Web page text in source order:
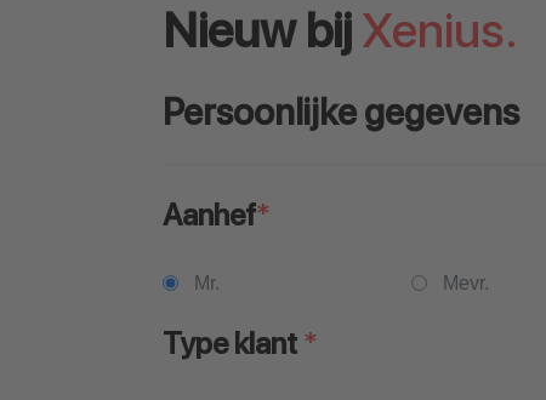
Nieuw bijXenius.
Persoonlijke gegevens
Aanhef*
Mr. Mevr.
Type klant *